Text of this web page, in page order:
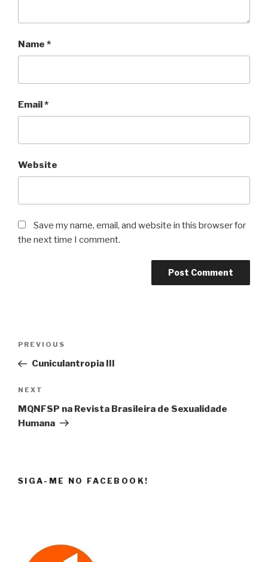
Name *
Email*
Website
Save my name, email, and website in this browser for
the next time I comment.
Previous
Post
PREVIOUS
Cuniculantropia III
Next
Post
NEXT
MQNFSP na Revista Brasileira de Sexualidade
Humana
SIGA-ME NO FACEBOOK!